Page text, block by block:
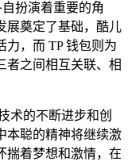
扮演着重要的角
展奠定了基础，酷儿
力，而 TP 钱包则为
者之间相互关联、相
术的不断进步和创
本聪的精神将继续激
揣着梦想和激情，在